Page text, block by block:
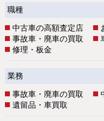
職種
中古車の高額査定店
事故車・廃車の買取
修理・板金
業務
事故車・廃車の買取
遺留品・車買取